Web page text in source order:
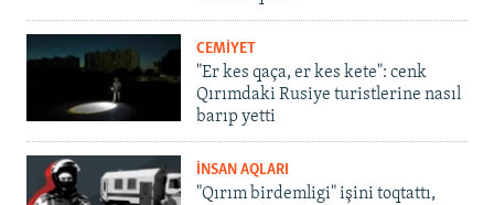
CEMİYET
"Er kes qaça, er kes kete": cenk
Qırımdaki Rusiye turistlerine nasıl
barıp yetti
İNSAN AQLARI
"Qırım birdemligi" işini toqtattı,